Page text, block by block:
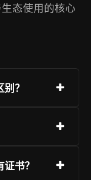
态使用的核心
？
Web3钱
资产转移均需
书？